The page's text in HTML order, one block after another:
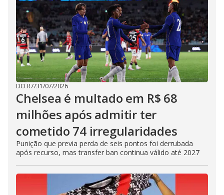
DO R7/31/07/2026
Chelsea é multado em R$ 68
milhões após admitir ter
cometido 74 irregularidades
Punição que previa perda de seis pontos foi derrubada
após recurso, mas transfer ban continua válido até 2027